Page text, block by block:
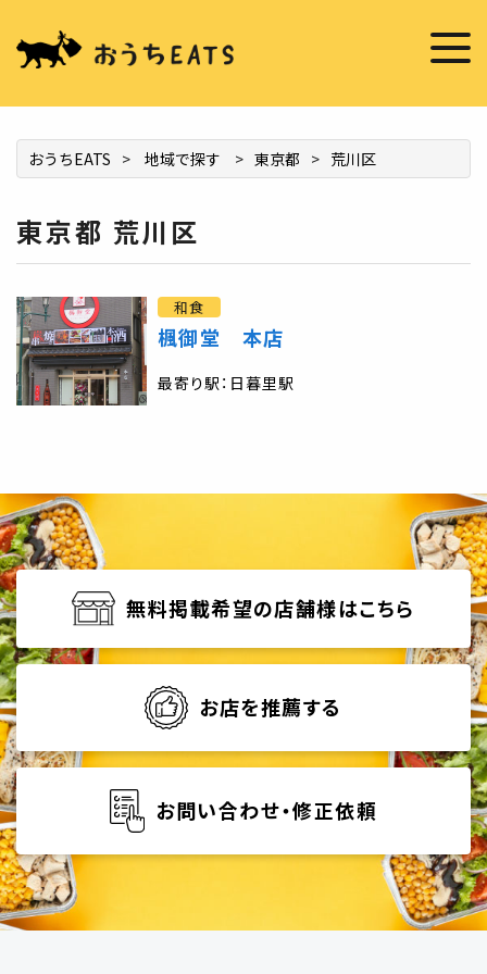
掲載希望の店舗様へ
お店を推薦する
おうちEATS > 地域で探す > 東京都 > 荒川区
東京都 荒川区
和食
楓御堂 本店
最寄り駅：日暮里駅
無料掲載希望の店舗様はこちら
お店を推薦する
お問い合わせ・修正依頼